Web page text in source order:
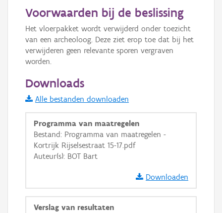
Informatie Vlaanderen
i
−
Basis Lagen
Ortho
GRB-Basiskaart
Voorwaarden bij de beslissing
Het vloerpakket wordt verwijderd onder toezicht
van een archeoloog. Deze ziet erop toe dat bij het
verwijderen geen relevante sporen vergraven
worden.
Downloads
Alle bestanden downloaden
Programma van maatregelen
Bestand: Programma van maatregelen -
Kortrijk Rijselsestraat 15-17.pdf
Auteur(s): BOT Bart
Downloaden
Verslag van resultaten